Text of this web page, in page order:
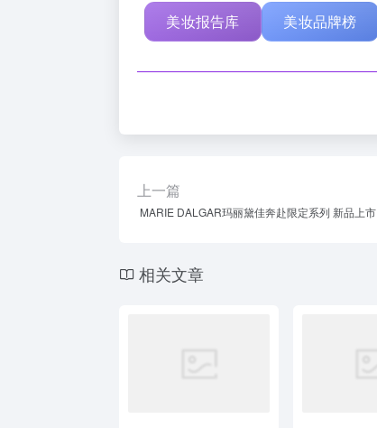
美妆报告库 美妆品牌榜
上一篇
MARIE DALGAR玛丽黛佳奔赴限定系列 新品上市
相关文章